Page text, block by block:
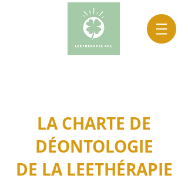
LA CHARTE DE
DÉONTOLOGIE
DE LA LEETHÉRAPIE